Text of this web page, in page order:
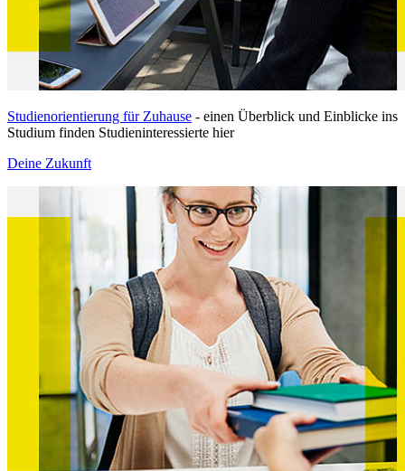
Studienorientierung für Zuhause - einen Überblick und Einblicke ins
Studium finden Studieninteressierte hier
Deine Zukunft